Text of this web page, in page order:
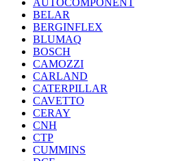
AUTOCOMPONENT
BELAR
BERGINFLEX
BLUMAQ
BOSCH
CAMOZZI
CARLAND
CATERPILLAR
CAVETTO
CERAY
CNH
CTP
CUMMINS